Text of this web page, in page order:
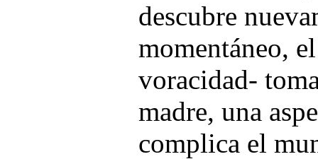
descubre
momentáneo,
voracidad-
madre, una
complica el